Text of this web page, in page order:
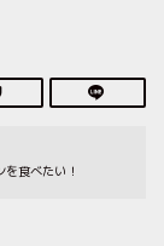
食べたい！